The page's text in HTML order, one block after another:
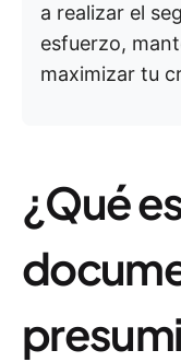
a realizar el
esfuerzo,
maximizar tu
¿Qué